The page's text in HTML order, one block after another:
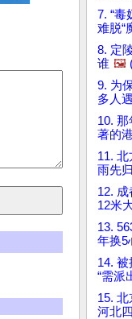
7. “毒
难脱“
8. 定
谁 🖼️
9. 为
多人
10.
著的
11.
雨先
12.
12米
13.
年换5
14.
“需派
15.
河北